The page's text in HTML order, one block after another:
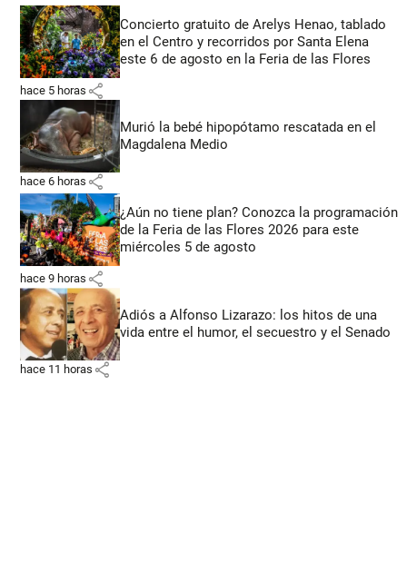
Concierto gratuito de Arelys Henao, tablado
en el Centro y recorridos por Santa Elena
este 6 de agosto en la Feria de las Flores
hace 5 horas share
Murió la bebé hipopótamo rescatada en el
Magdalena Medio
hace 6 horas share
¿Aún no tiene plan? Conozca la programación
de la Feria de las Flores 2026 para este
miércoles 5 de agosto
hace 9 horas share
Adiós a Alfonso Lizarazo: los hitos de una
vida entre el humor, el secuestro y el Senado
hace 11 horas share